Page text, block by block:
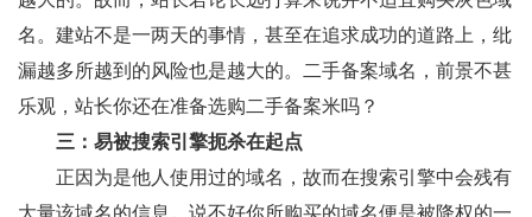
名。建站不是一两天的事情，甚至在追求成功的道路上，纰
漏越多所越到的风险也是越大的。二手备案域名，前景不甚
乐观，站长你还在准备选购二手备案米吗？
三：易被搜索引擎扼杀在起点
正因为是他人使用过的域名，故而在搜索引擎中会残有